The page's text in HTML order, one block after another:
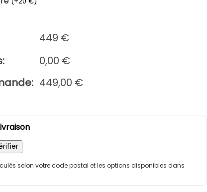
449 €
0,00 €
449,00 €
selon votre code postal et les options disponibles dans